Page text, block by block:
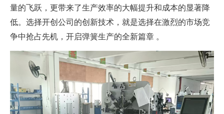
量的飞跃，更带来了生产效率的大幅提升和成本的显著降
低。选择开创 公司的创新技术，就是选择在激烈的市场竞
争中抢占先机，开启弹簧生产的全新篇章 。